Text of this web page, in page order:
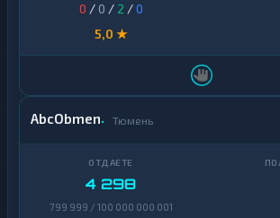
0 / 0 / 2 /0
5,0 ★
AbcObmen Тюмень
4 298
799 999 / 100 000 000 001